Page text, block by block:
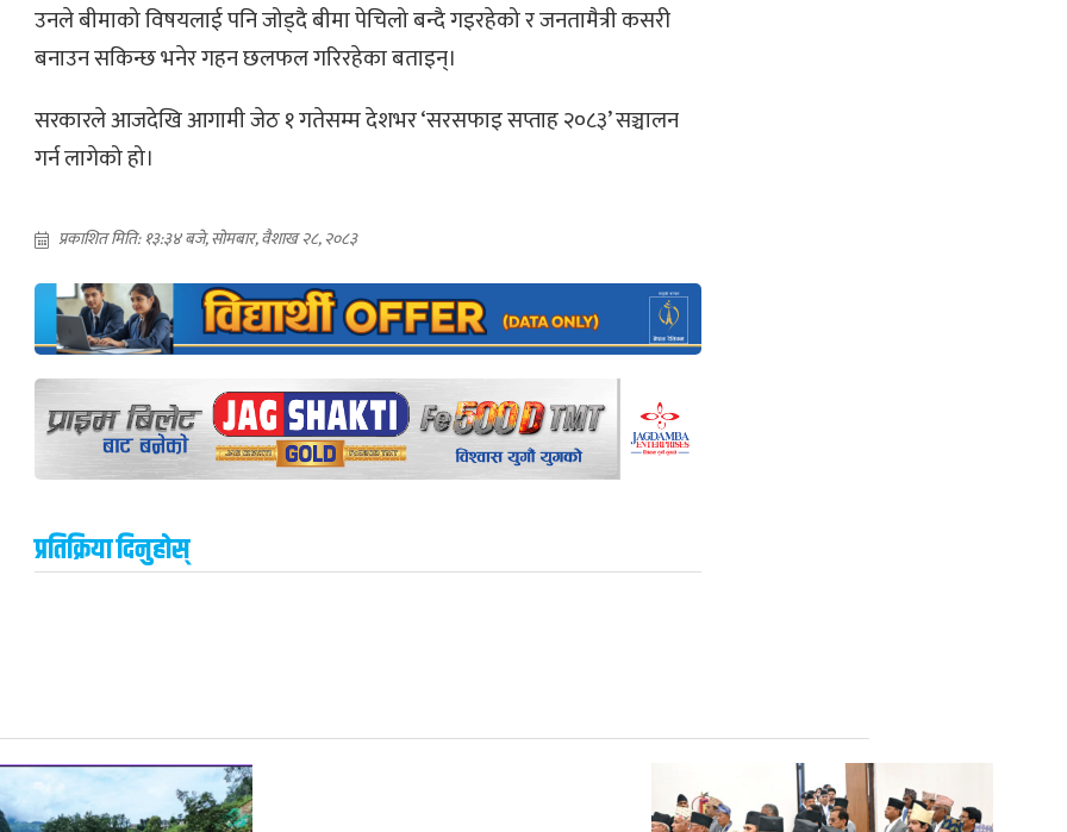
उनले बीमाको विषयलाई पनि जोड्दै बीमा पेचिलो बन्दै गइरहेको र जनतामैत्री कसरी
बनाउन सकिन्छ भनेर गहन छलफल गरिरहेका बताइन्।
सरकारले आजदेखि आगामी जेठ १ गतेसम्म देशभर ‘सरसफाइ सप्ताह २०८३’ सञ्चालन
गर्न लागेको हो।
प्रकाशित मिति: १३:३४ बजे, सोमबार, वैशाख २८, २०८३
प्रतिक्रिया दिनुहोस्